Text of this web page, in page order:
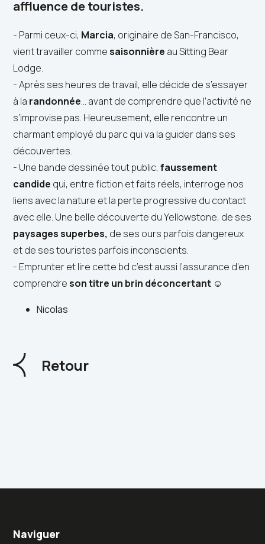
affluence de touristes.
- Parmi ceux-ci, Marcia, originaire de San-Francisco,
vient travailler commesaisonnière au Sitting Bear
Lodge.
- Après ses heures de travail, elle décide de s’essayer
à la randonnée... avant de comprendre que l’activité ne
s’improvise pas. Heureusement, elle rencontre un
charmant employé du parc qui va la guider dans ses
découvertes.
- Une bande dessinée tout public, faussement
candide qui, entre fiction et faits réels, interroge nos
liens avec la nature et la perte progressive du contact
avec elle. Une belle découverte du Yellowstone, de ses
paysages superbes, de ses ours parfois dangereux
et de ses touristes parfois inconscients.
- Emprunter et lire cette bd c’est aussi l’assurance d’en
comprendreson titre un brin déconcertant ☺
Nicolas
Retour
Naviguer